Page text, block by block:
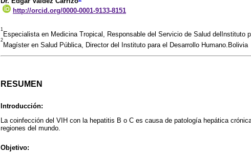
http://orcid.org/0000-0001-9133-8151
1
Especialista en Medicina Tropical, Responsable del Servicio de Salud delInstituto
2
Magíster en Salud Pública, Director del Instituto para el Desarrollo Humano.Bolivia
RESUMEN
Introducción:
La coinfección del VIH con la hepatitis B o C es causa de patología hepática
regiones del mundo.
Objetivo: